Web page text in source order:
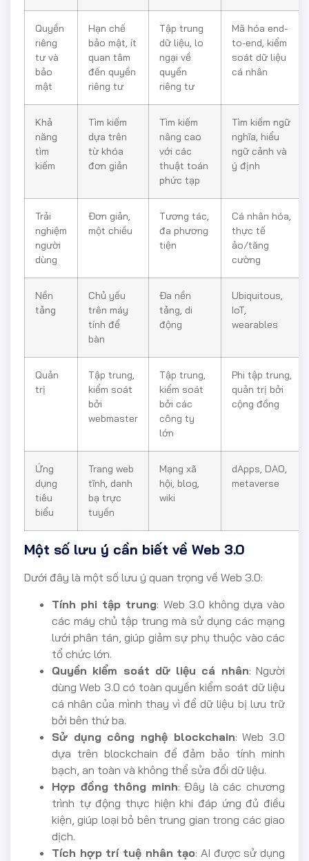
Quyền
riêng
tư và
bảo
mật
Hạn chế
bảo mật, ít
quan tâm
đến quyền
riêng tư
Tập trung
dữ liệu, lo
ngại về
quyền
riêng tư
Mã hóa end-
to-end, kiểm
soát dữ liệu
cá nhân
Khả
năng
tìm
kiếm
Tìm kiếm
dựa trên
từ khóa
đơn giản
Tìm kiếm
nâng cao
với các
thuật toán
phức tạp
Tìm kiếm ngữ
nghĩa, hiểu
ngữ cảnh và
ý định
Trải
nghiệm
người
dùng
Đơn giản,
một chiều
Tương tác,
đa phương
tiện
Cá nhân hóa,
thực tế
ảo/tăng
cường
Nền
tảng
Chủ yếu
trên máy
tính để
bàn
Đa nền
tảng, di
động
Ubiquitous,
IoT,
wearables
Quản
trị
Tập trung,
kiểm soát
bởi
webmaster
Tập trung,
kiểm soát
bởi các
công ty
lớn
Phi tập trung,
quản trị bởi
cộng đồng
Ứng
dụng
tiêu
biểu
Trang web
tĩnh, danh
bạ trực
tuyến
Mạng xã
hội, blog,
wiki
dApps, DAO,
metaverse
Một số lưu ý cần biết về Web 3.0
Dưới đây là một số lưu ý quan trọng về Web 3.0:
Tính phi tập trung: Web 3.0 không dựa vào
các máy chủ tập trung mà sử dụng các mạng
lưới phân tán, giúp giảm sự phụ thuộc vào các
tổ chức lớn.
Quyền kiểm soát dữ liệu cá nhân: Người
dùng Web 3.0 có toàn quyền kiểm soát dữ liệu
cá nhân của mình thay vì để dữ liệu bị lưu trữ
bởi bên thứ ba.
Sử dụng công nghệ blockchain: Web 3.0
dựa trên blockchain để đảm bảo tính minh
bạch, an toàn và không thể sửa đổi dữ liệu.
Hợp đồng thông minh: Đây là các chương
trình tự động thực hiện khi đáp ứng đủ điều
kiện, giúp loại bỏ bên trung gian trong các giao
dịch.
Tích hợp trí tuệ nhân tạo: AI được sử dụng